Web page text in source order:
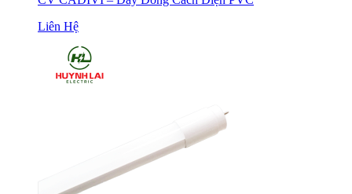
Liên Hệ